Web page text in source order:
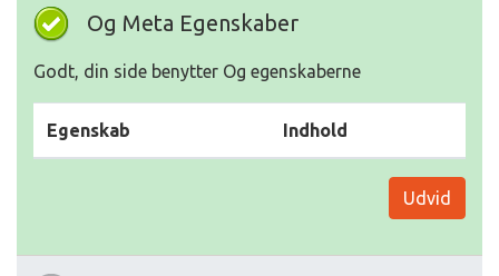
Og Meta Egenskaber
Godt, din side benytter Og egenskaberne
Egenskab Indhold
Udvid